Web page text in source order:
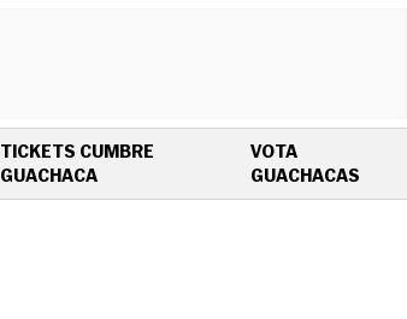
TICKETS CUMBRE
GUACHACAOPENS IN NEW WINDOW
VOTA
GUACHACAS